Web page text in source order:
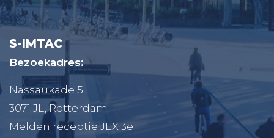
S-IMTAC
Bezoekadres:
Nassaukade 5
3071 JL, Rotterdam
Melden receptie JEX 3e